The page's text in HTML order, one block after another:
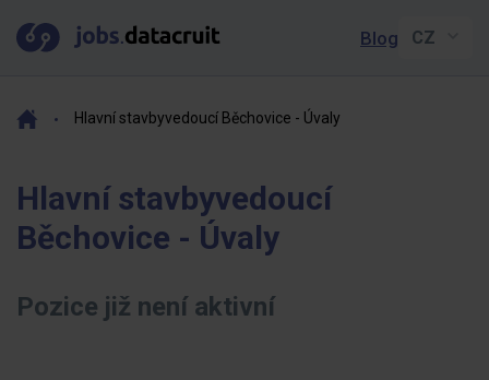
Blog
Hlavní stavbyvedoucí Běchovice - Úvaly
Hlavní stavbyvedoucí
Běchovice - Úvaly
Pozice již není aktivní